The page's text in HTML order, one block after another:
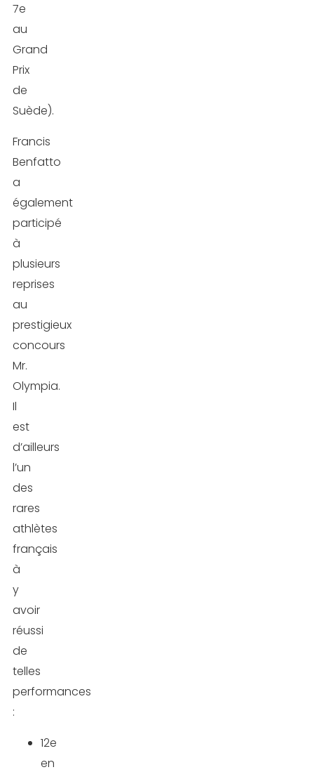
7e
au
Grand
Prix
de
Suède).
Francis
Benfatto
a
également
participé
à
plusieurs
reprises
au
prestigieux
concours
Mr.
Olympia.
Il
est
d’ailleurs
l’un
des
rares
athlètes
français
à
y
avoir
réussi
de
telles
performances
:
12e
en